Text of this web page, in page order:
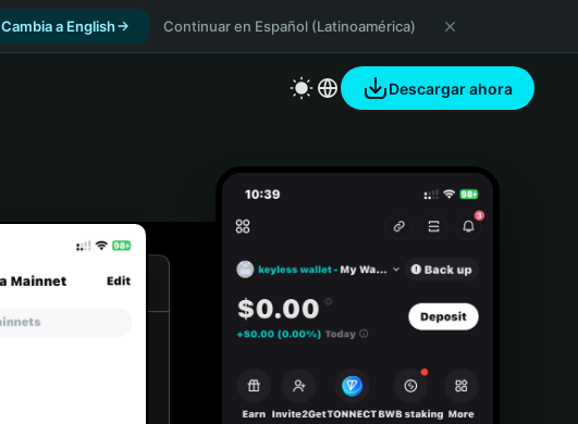
Cambia a English Continuar en Español (Latinoamérica)
Descargar ahora